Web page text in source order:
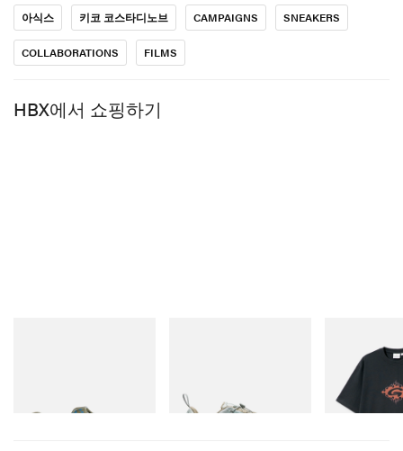
세계 오프라인 매장에서 순차 발매되며, 이어 7월 11일에
는Kiko Kostadinov 공식 웹사이트를 통해 온라인 론칭이
예정되어 있다. 올 연말에는 전체 BUCKLE YUP 3부작을
어 있으니 주목할 만하다.
아식스 키코 코스타디노브 CAMPAIGNS SNEAKERS
COLLABORATIONS FILMS
HBX에서 쇼핑하기
쇼핑하기
Flame Tee
쇼핑하기